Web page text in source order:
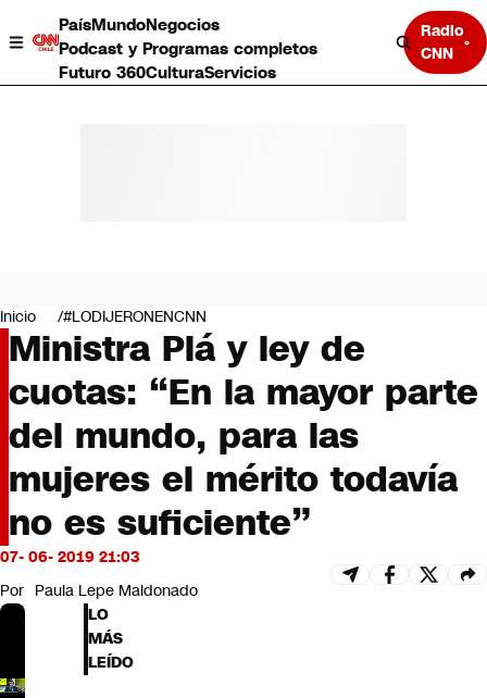
PaísMundoNegocios
Podcast y Programas completos
Futuro 360CulturaServicios
Radio
CNN
Negocios
Deportes
Programas completos
Cultura
Servicios
Bits
CNN tiempo
Futuro 360
Opinión
Inicio #LODIJERONENCNN
Ministra Plá y ley de
cuotas: “En la mayor parte
del mundo, para las
mujeres el mérito todavía
no es suficiente”
07- 06- 2019 21:03
Por Paula Lepe Maldonado
LO
MÁS
LEÍDO